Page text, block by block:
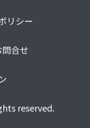
リシー
合せ
reserved.